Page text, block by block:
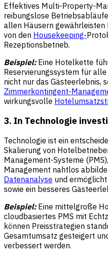
Effektives Multi-Property-
reibungslose
allen Häusern gewährleisten
von den Housekeeping-
Rezeptionsbetrieb.
Beispiel: Eine Hotelkette
Reservierungssystem für
nicht nur das Gästeerlebnis,
Zimmerkontingent-
wirkungsvolle
3. In Technologie
Technologie ist ein
Skalierung von
Management-Systeme
Management nahtlos
Datenanalyse und
sowie ein besseres
Beispiel: Eine mittelgroße
cloudbasiertes PMS mit
können Preisstrategien
Gesamtumsatz gesteigert
verbessert werden.